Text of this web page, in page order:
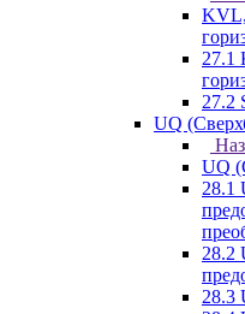
27.1
27.2
UQ
UQ
28.1
28.2
28.3